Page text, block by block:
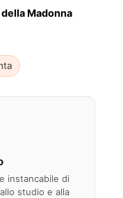
Madonna
instancabile di
studio e alla